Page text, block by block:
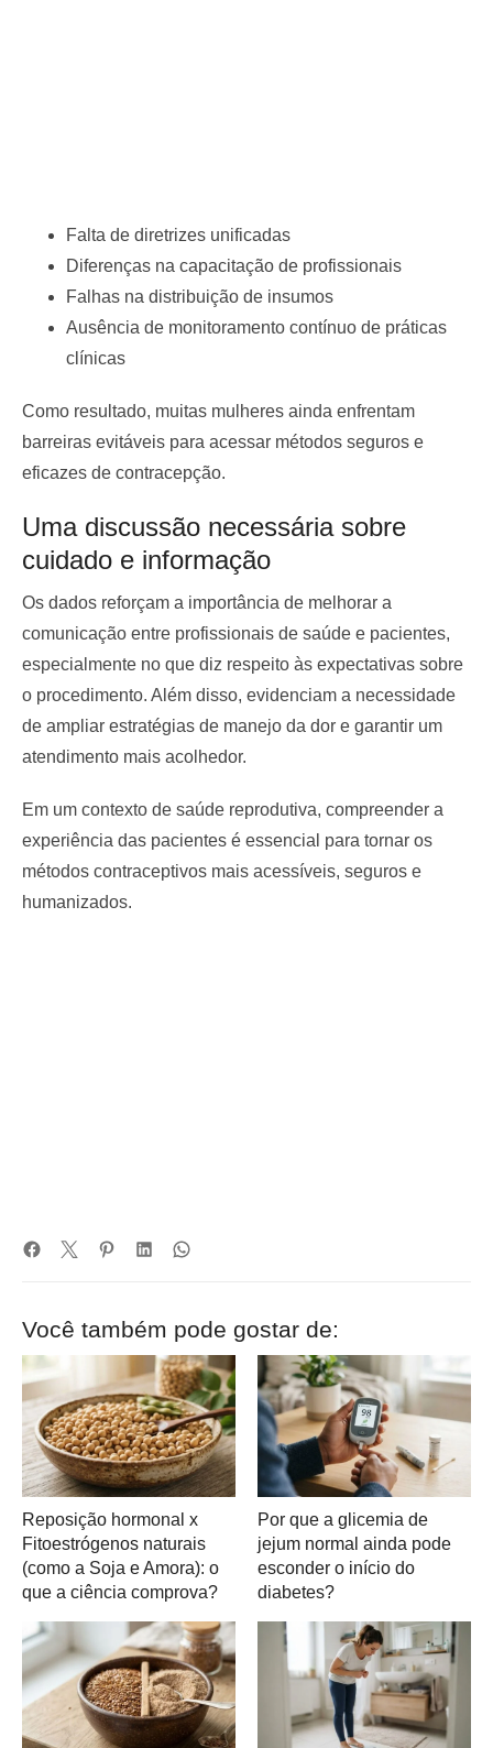
Falta de diretrizes unificadas
Diferenças na capacitação de profissionais
Falhas na distribuição de insumos
Ausência de monitoramento contínuo de práticas
clínicas
Como resultado, muitas mulheres ainda enfrentam
barreiras evitáveis para acessar métodos seguros e
eficazes de contracepção.
Uma discussão necessária sobre
cuidado e informação
Os dados reforçam a importância de melhorar a
comunicação entre profissionais de saúde e pacientes,
especialmente no que diz respeito às expectativas sobre
o procedimento. Além disso, evidenciam a necessidade
de ampliar estratégias de manejo da dor e garantir um
atendimento mais acolhedor.
Em um contexto de saúde reprodutiva, compreender a
experiência das pacientes é essencial para tornar os
métodos contraceptivos mais acessíveis, seguros e
humanizados.
Você também pode gostar de:
Reposição hormonal x
Fitoestrógenos naturais
(como a Soja e Amora): o
que a ciência comprova?
Por que a glicemia de
jejum normal ainda pode
esconder o início do
diabetes?